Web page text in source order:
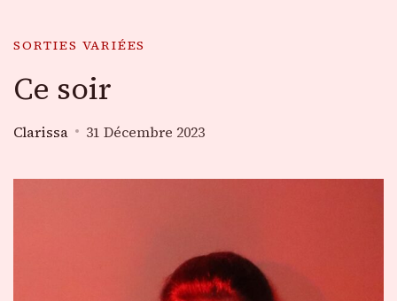
SORTIES VARIÉES
Ce soir
Clarissa 31 Décembre 2023